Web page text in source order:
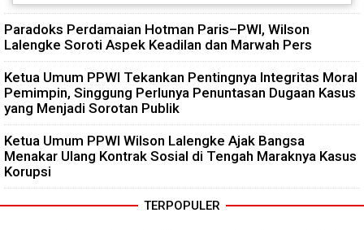
Paradoks Perdamaian Hotman Paris–PWI, Wilson
Lalengke Soroti Aspek Keadilan dan Marwah Pers
Ketua Umum PPWI Tekankan Pentingnya Integritas Moral
Pemimpin, Singgung Perlunya Penuntasan Dugaan Kasus
yang Menjadi Sorotan Publik
Ketua Umum PPWI Wilson Lalengke Ajak Bangsa
Menakar Ulang Kontrak Sosial di Tengah Maraknya Kasus
Korupsi
TERPOPULER